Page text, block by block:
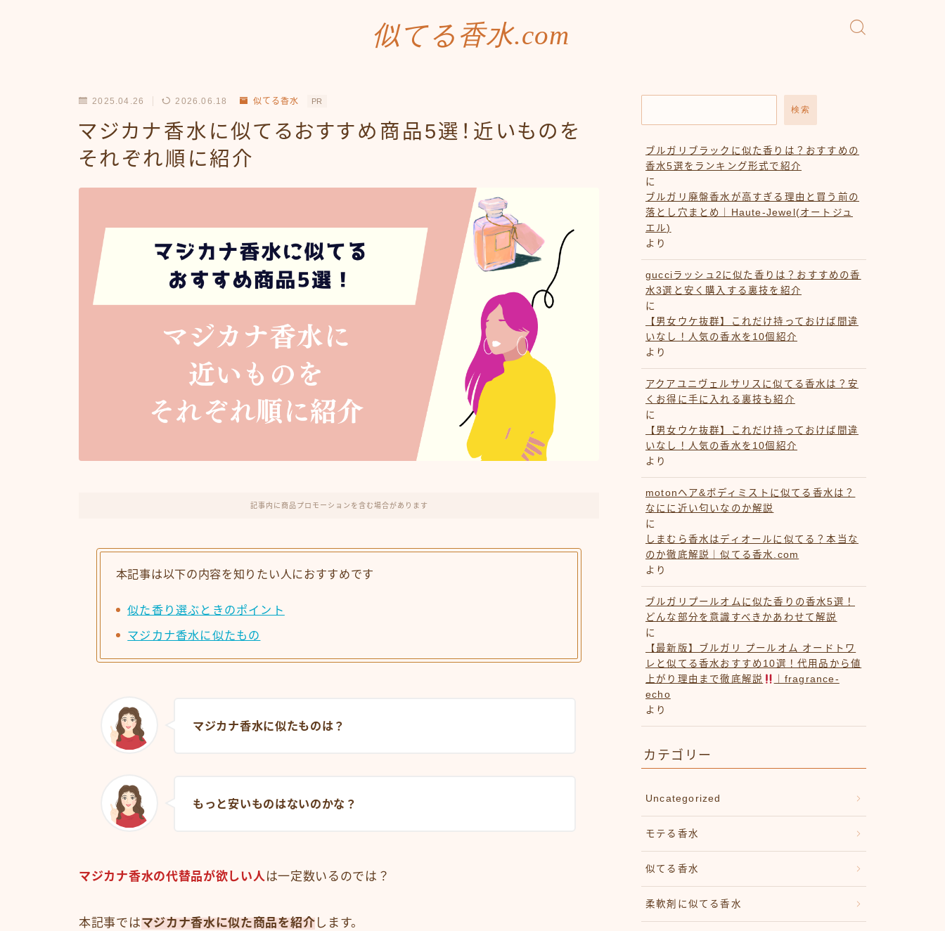
似てる香水.com
2025.04.26 2026.06.18 似てる香水 PR
マジカナ香水に似てるおすすめ商品5選！近いものを
それぞれ順に紹介
記事内に商品プロモーションを含む場合があります
本記事は以下の内容を知りたい人におすすめです
似た香り選ぶときのポイント
マジカナ香水に似たもの
マジカナ香水に似たものは？
もっと安いものはないのかな？
マジカナ香水の代替品が欲しい人は一定数いるのでは？
本記事ではマジカナ香水に似た商品を紹介 します。
検索
ブルガリブラックに似た香りは？おすすめの
香水5選をランキング形式で紹介
に
ブルガリ廃盤香水が高すぎる理由と買う前の
落とし穴まとめ｜Haute-Jewel(オートジュ
エル)
より
gucciラッシュ2に似た香りは？おすすめの香
水3選と安く購入する裏技を紹介
に
【男女ウケ抜群】これだけ持っておけば間違
いなし！人気の香水を10個紹介
より
アクアユニヴェルサリスに似てる香水は？安
くお得に手に入れる裏技も紹介
に
【男女ウケ抜群】これだけ持っておけば間違
いなし！人気の香水を10個紹介
より
motonヘア&ボディミストに似てる香水は？
なにに近い匂いなのか解説
に
しまむら香水はディオールに似てる？本当な
のか徹底解説｜似てる香水.com
より
ブルガリプールオムに似た香りの香水5選！
どんな部分を意識すべきかあわせて解説
に
【最新版】ブルガリ プールオム オードトワ
レと似てる香水おすすめ10選！代用品から値
上がり理由まで徹底解説
｜fragrance-
echo
より
カテゴリー
Uncategorized
モテる香水
似てる香水
柔軟剤に似てる香水